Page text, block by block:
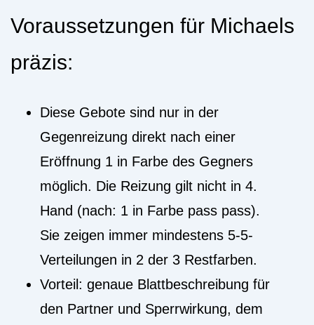
Voraussetzungen für Michaels
präzis:
Diese Gebote sind nur in der
Gegenreizung direkt nach einer
Eröffnung 1 in Farbe des Gegners
möglich. Die Reizung gilt nicht in 4.
Hand (nach: 1 in Farbe pass pass).
Sie zeigen immer mindestens 5-5-
Verteilungen in 2 der 3 Restfarben.
Vorteil: genaue Blattbeschreibung für
den Partner und Sperrwirkung, dem